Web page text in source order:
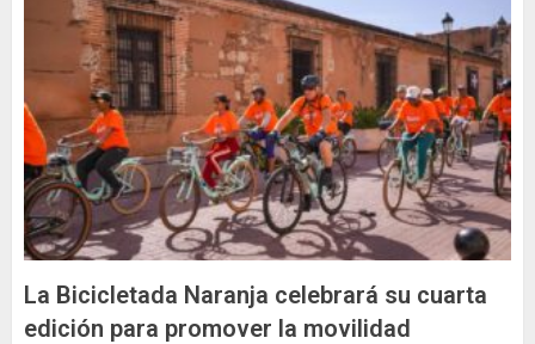
La Bicicletada Naranja celebrará su cuarta
edición para promover la movilidad